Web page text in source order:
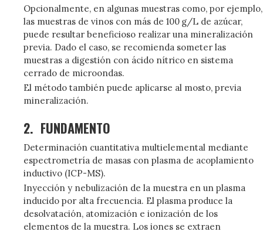
Opcionalmente, en algunas muestras como, por ejemplo,
las muestras de vinos con más de 100 g/L de azúcar,
puede resultar beneficioso realizar una mineralización
previa. Dado el caso, se recomienda someter las
muestras a digestión con ácido nítrico en sistema
cerrado de microondas.
El método también puede aplicarse al mosto, previa
mineralización.
2. FUNDAMENTO
Determinación cuantitativa multielemental mediante
espectrometría de masas con plasma de acoplamiento
inductivo (ICP-MS).
Inyección y nebulización de la muestra en un plasma
inducido por alta frecuencia. El plasma produce la
desolvatación, atomización e ionización de los
elementos de la muestra. Los iones se extraen